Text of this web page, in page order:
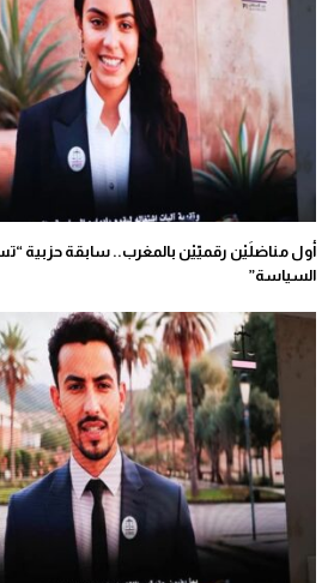
أول مناضلَيْن رقميّيْن بالمغرب.. سابقة حزبية
السياسة”